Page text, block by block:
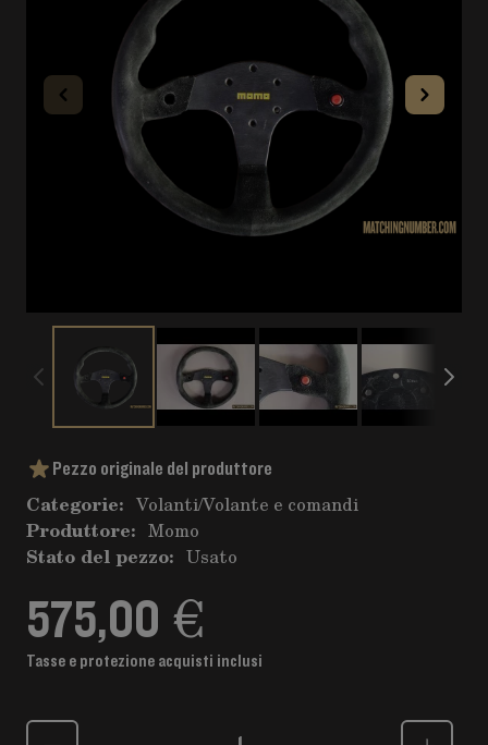
Pezzo originale del produttore
Categorie: Volanti/Volante e comandi
Produttore: Momo
Stato del pezzo: Usato
575,00 €
Tasse e protezione acquisti inclusi
Quantità